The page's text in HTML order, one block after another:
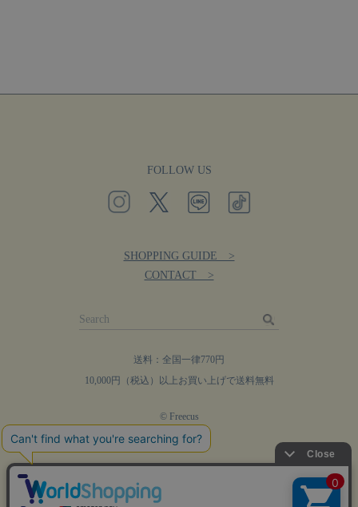
FOLLOW US
SHOPPING GUIDE >
CONTACT >
送料：全国一律770円
10,000円（税込）以上お買い上げで送料無料
© Freecus